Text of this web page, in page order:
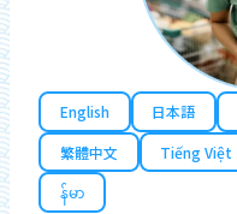
English 日本語
繁體中文
Tiếng Việt
န်မာ